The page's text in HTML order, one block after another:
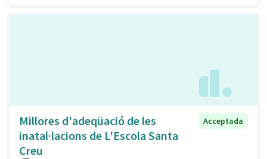
Millores d'adeqüació de les
inatal·lacions de L'Escola Santa
Creu
Acceptada